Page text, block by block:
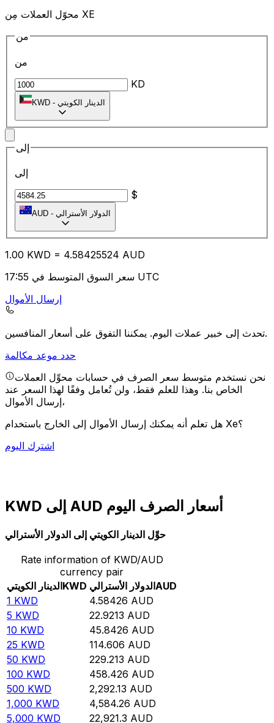
محوّل العملات مِن XE
من
من
KD
KWD - الدينار الكويتي
إلى
إلى
$
AUD - الدولار الأسترالي
1.00 KWD = 4.58425524 AUD
سعر السوق المتوسط في 17:55 UTC
إرسال الأموال
تحدث إلى خبير عملات اليوم.يمكننا التفوق على أسعار المنافسين.
حدد موعد مكالمة
نحن نستخدم متوسط سعر الصرف في حسابات محوِّل العملات
الخاص بنا. وهذا للعلم فقط، ولن تُعامل وفقًا لهذا السعر عند
إرسال الأموال،
هل تعلم أنه يمكنك إرسال الأموال إلى الخارج باستخدام Xe؟
اشترك اليوم
KWD إلى AUD أسعار الصرف اليوم
حوِّل الدينار الكويتي إلى الدولار الأسترالي
Rate information of KWD/AUD
currency pair
الدينار الكويتيKWD الدولار الأستراليAUD
1 KWD 4.58426 AUD
5 KWD 22.9213 AUD
10 KWD 45.8426 AUD
25 KWD 114.606 AUD
50 KWD 229.213 AUD
100 KWD 458.426 AUD
500 KWD 2,292.13 AUD
1,000 KWD 4,584.26 AUD
5,000 KWD 22,921.3 AUD